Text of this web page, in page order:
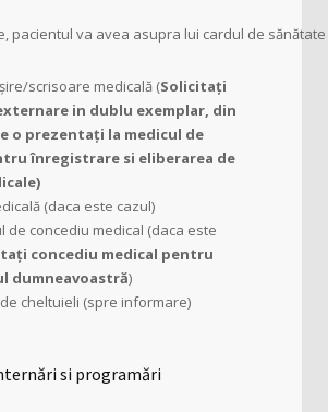
pacientul va avea asupra lui cardul de
scrisoare medicală (Solicitați
in dublu exemplar, din
o prezentați la medicul de
înregistrare si eliberarea de
(daca este cazul)
de concediu medical (daca este
ți concediu medical pentru
dumneavoastră)
cheltuieli (spre informare)
si programări